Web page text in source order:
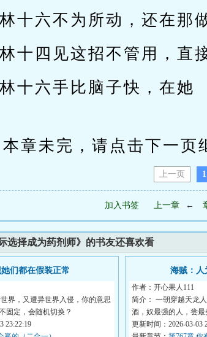
林十六不为所动，还在那
林十四见这招不管用，直
林十六手比脑子快，在她
未完，请点击下一页
上一页 1
加入书签 上一章 ←
选择成为药剂师》的书友还喜欢看
们都在假装正常
界，又遭异世界入侵，你的意思
固定，会随机切换？
23:22:19
海贼：人
作者：开心果人111
简介： 一朝穿越天龙
酒，奴最强的人，尝最
<...
更新时间：2026-03-03